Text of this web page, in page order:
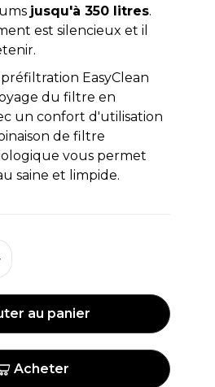
jusqu'à 350 litres.
est silencieux et il
EasyClean
du filtre en
un confort d'utilisation
de filtre
vous permet
saine et limpide.
au panier
Acheter